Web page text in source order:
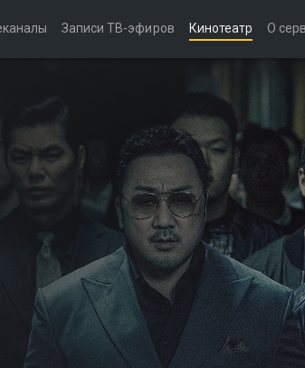
Записи ТВ-эфиров Кинотеатр О